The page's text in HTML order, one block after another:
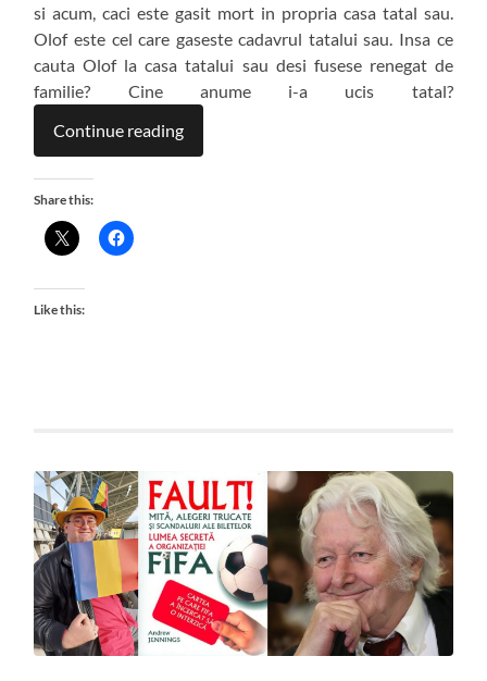
si acum, caci este gasit mort in propria casa tatal sau.
Olof este cel care gaseste cadavrul tatalui sau. Insa ce
cauta Olof la casa tatalui sau desi fusese renegat de
familie? Cine anume i-a ucis tatal?
Continue reading
Share this:
Like this: